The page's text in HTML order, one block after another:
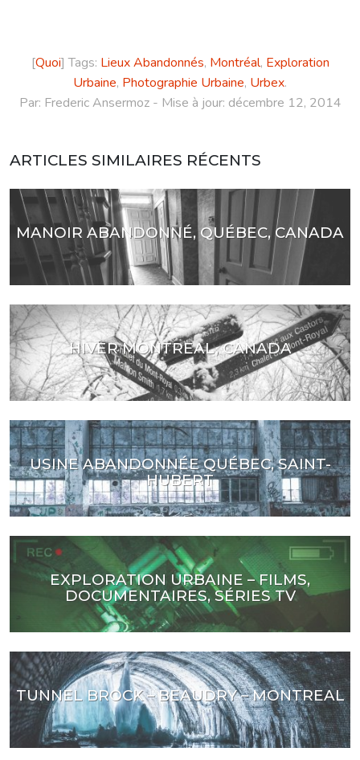
[Quoi] Tags: Lieux Abandonnés, Montréal, Exploration
Urbaine, Photographie Urbaine, Urbex.
Par: Frederic Ansermoz- Mise à jour: décembre 12, 2014
ARTICLES SIMILAIRES RÉCENTS
MANOIR ABANDONNÉ, QUÉBEC, CANADA
HIVER MONTREAL, CANADA
USINE ABANDONNÉE QUÉBEC, SAINT-
HUBERT
EXPLORATION URBAINE – FILMS,
DOCUMENTAIRES, SÉRIES TV
TUNNEL BROCK – BEAUDRY – MONTREAL